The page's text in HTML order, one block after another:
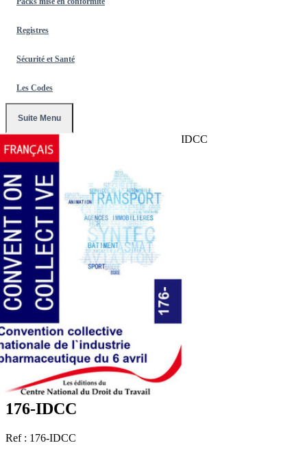
Registres
Sécurité et Santé
Les Codes
Suite Menu
Conventions Collectives 176-IDCC
176-IDCC
Ref : 176-IDCC